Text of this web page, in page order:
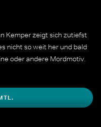
Kemper zeigt sich zutiefst
nicht so weit her und bald
oder andere Mordmotiv.